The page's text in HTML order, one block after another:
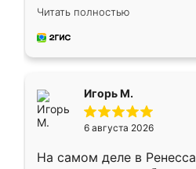
Замерщик приехал в
делу со всей
за день, ребята
Читать полностью
Игорь М.
6 августа 2026
На самом деле в